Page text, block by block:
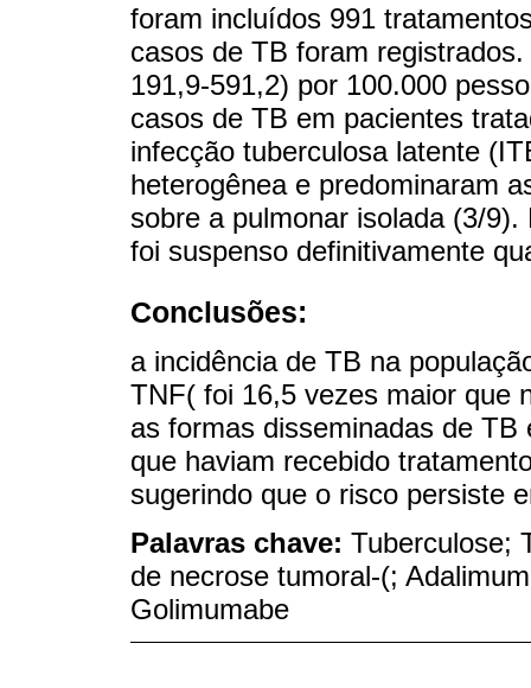
foram incluídos 991
casos de TB foram
191,9-591,2) por 100.000
casos de TB em pacientes
infecção tuberculosa latente
heterogênea e predominaram
sobre a pulmonar isolada (3/
foi suspenso definitivamente
Conclusões:
a incidência de TB na
TNF( foi 16,5 vezes maior que
as formas disseminadas de
que haviam recebido
sugerindo que o risco persiste
Palavras chave: Tuberculose;
de necrose tumoral-(;
Golimumabe